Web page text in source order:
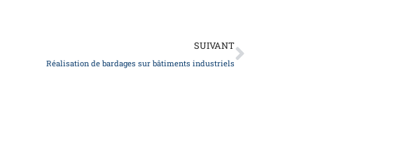
SUIVANT
Réalisation de bardages sur bâtiments industriels
Suivant